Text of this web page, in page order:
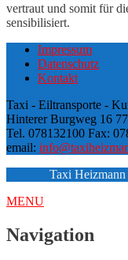
vertraut und somit für
sensibilisiert.
Impressum
Datenschutz
Kontakt
Taxi - Eiltransporte -
Hinterer Burgweg 16
Tel. 078132100 Fax:
email:
Taxi
MENU
Navigation